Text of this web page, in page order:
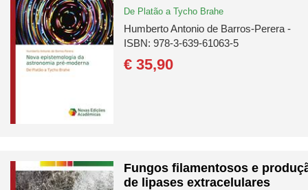
De Platão a Tycho Brahe
Humberto Antonio de Barros-Perera -
ISBN: 978-3-639-61063-5
€ 35,90
Fungos filamentosos e
de lipases extracelulares